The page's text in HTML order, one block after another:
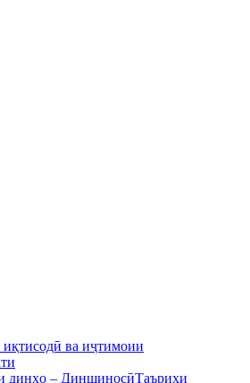
иқтисодӣ ва иҷтимоии
динҳо – ДиншиносӣТаърихи